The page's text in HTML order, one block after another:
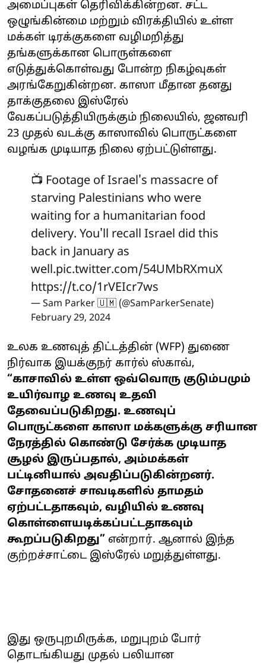
அமைப்புகள் தெரிவிக்கின்றன. சட்ட
ஒழுங்கின்மை மற்றும் விரக்தியில் உள்ள
மக்கள் டிரக்குகளை வழிமறித்து
தங்களுக்கான பொருள்களை
எடுத்துக்கொள்வது போன்ற நிகழ்வுகள்
அரங்கேறுகின்றன. காஸா மீதான தனது
தாக்குதலை இஸ்ரேல்
வேகப்படுத்தியிருக்கும் நிலையில், ஜனவரி
23 முதல் வடக்கு காஸாவில் பொருட்களை
வழங்க முடியாத நிலை ஏற்பட்டுள்ளது.
📺 Footage of Israel's massacre of
starving Palestinians who were
waiting for a humanitarian food
delivery. You'll recall Israel did this
back in January as
well.pic.twitter.com/54UMbRXmuX
https://t.co/1rVEIcr7ws
— Sam Parker 🇺🇲 (@SamParkerSenate)
February 29, 2024
உலக உணவுத் திட்டத்தின் (WFP) துணை
நிர்வாக இயக்குநர் கார்ல் ஸ்காவ்,
“காசாவில் உள்ள ஒவ்வொரு குடும்பமும்
உயிர்வாழ உணவு உதவி
தேவைப்படுகிறது. உணவுப்
பொருட்களை காஸா மக்களுக்கு சரியான
நேரத்தில் கொண்டு சேர்க்க முடியாத
சூழல் இருப்பதால், அம்மக்கள்
பட்டினியால் அவதிப்படுகின்றனர்.
சோதனைச் சாவடிகளில் தாமதம்
ஏற்பட்டதாகவும், வழியில் உணவு
கொள்ளையடிக்கப்பட்டதாகவும்
கூறப்படுகிறது” என்றார். ஆனால் இந்த
குற்றச்சாட்டை இஸ்ரேல் மறுத்துள்ளது.
இது ஒருபுறமிருக்க, மறுபுறம் போர்
தொடங்கியது முதல் பலியான